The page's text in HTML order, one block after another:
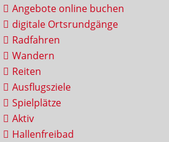
Angebote online buchen
digitale Ortsrundgänge
Radfahren
Wandern
Reiten
Ausflugsziele
Spielplätze
Aktiv
Hallenfreibad